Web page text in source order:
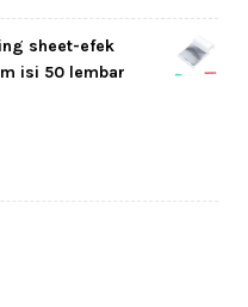
sheet-efek
isi 50 lembar